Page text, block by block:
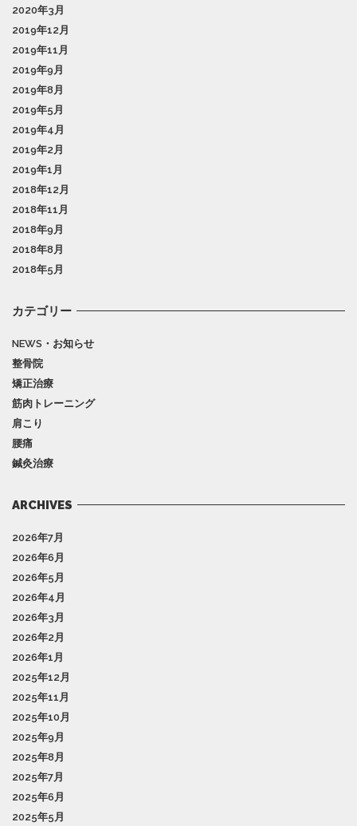
2020年3月
2019年12月
2019年11月
2019年9月
2019年8月
2019年5月
2019年4月
2019年2月
2019年1月
2018年12月
2018年11月
2018年9月
2018年8月
2018年5月
カテゴリー
NEWS・お知らせ
整骨院
矯正治療
筋肉トレーニング
肩こり
腰痛
鍼灸治療
ARCHIVES
2026年7月
2026年6月
2026年5月
2026年4月
2026年3月
2026年2月
2026年1月
2025年12月
2025年11月
2025年10月
2025年9月
2025年8月
2025年7月
2025年6月
2025年5月